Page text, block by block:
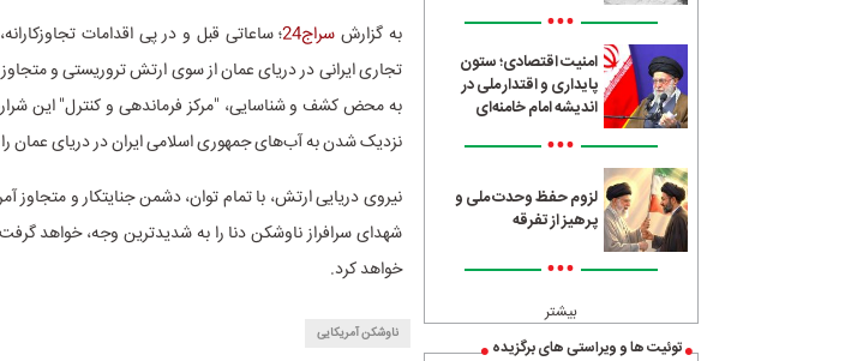
•••
امنیت اقتصادی؛ ستون
پایداری و اقتدار ملی در
اندیشه امام خامنه‌ای
•••
لزوم حفظ وحدت ملی و
پرهیز از تفرقه
•••
بیشتر
توئیت ها و ویراستی های برگزیده
به گزارش سراج24
؛ ساعاتی قبل و در پی اقدامات
تجاری ایرانی در دریای عمان از سوی ارتش تروریستی و
به محض کشف و شناسایی، "مرکز فرماندهی و کنترل" این
نزدیک شدن به آب‌های جمهوری اسلامی ایران در دریای عمان
نیروی دریایی ارتش، با تمام توان، دشمن جنایتکار و متجاوز
شهدای سرافراز ناوشکن دنا را به شدیدترین وجه، خواهد
خواهد کرد.
ناوشکن آمریکایی